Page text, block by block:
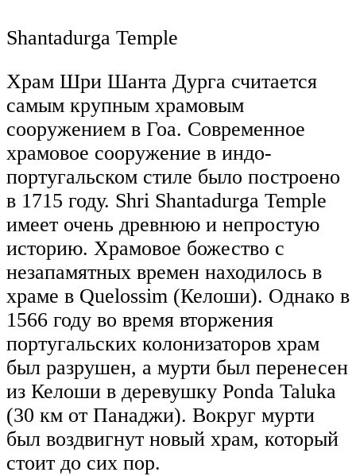
Shantadurga Temple
Храм Шри Шанта Дурга считается
самым крупным храмовым
сооружением в Гоа. Современное
храмовое сооружение в индо-
португальском стиле было построено
в 1715 году. Shri Shantadurga Temple
имеет очень древнюю и непростую
историю. Храмовое божество с
незапамятных времен находилось в
храме в Quelossim (Келоши). Однако в
1566 году во время вторжения
португальских колонизаторов храм
был разрушен, а мурти был перенесен
из Келоши в деревушку Ponda Taluka
(30 км от Панаджи). Вокруг мурти
был воздвигнут новый храм, который
стоит до сих пор.